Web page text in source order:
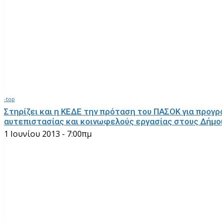
-top
Στηρίζει και η ΚΕΔΕ την πρόταση του ΠΑΣΟΚ για
αυτεπιστασίας και κοινωφελούς εργασίας στους
1 Ιουνίου 2013 - 7:00πμ